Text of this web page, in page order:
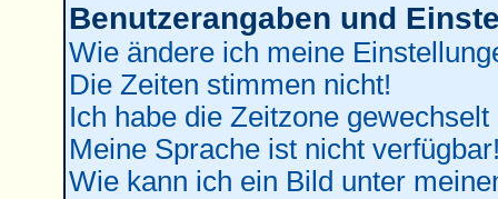
Benutzerangaben und
Wie ändere ich meine
Die Zeiten stimmen nicht!
Ich habe die Zeitzone
Meine Sprache ist nicht
Wie kann ich ein Bild unter